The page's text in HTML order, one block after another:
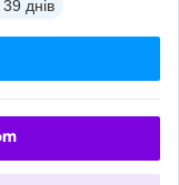
39 днів